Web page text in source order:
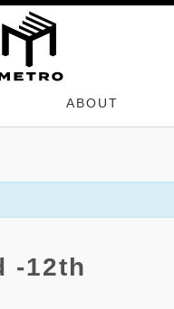
ABOUT
-12th